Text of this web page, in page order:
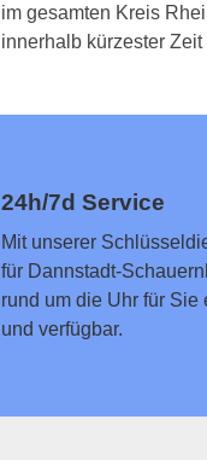
im gesamten Kreis
innerhalb kürzester Zeit
24h/7d Service
Mit unserer
für Dannstadt-
rund um die Uhr für Sie
und verfügbar.